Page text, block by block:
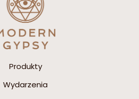
Produkty
Wydarzenia